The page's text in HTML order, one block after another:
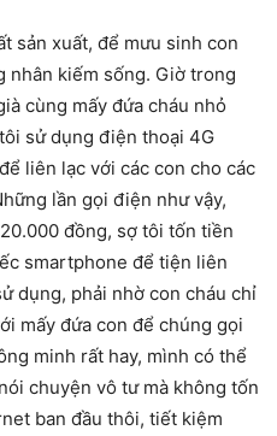
sản xuất, để mưu sinh con
nhân kiếm sống. Giờ trong
cùng mấy đứa cháu nhỏ
sử dụng điện thoại 4G
liên lạc với các con cho các
lần gọi điện như vậy,
đồng, sợ tôi tốn tiền
smartphone để tiện liên
dụng, phải nhờ con cháu chỉ
mấy đứa con để chúng gọi
minh rất hay, mình có thể
chuyện vô tư mà không tốn
ban đầu thôi, tiết kiệm